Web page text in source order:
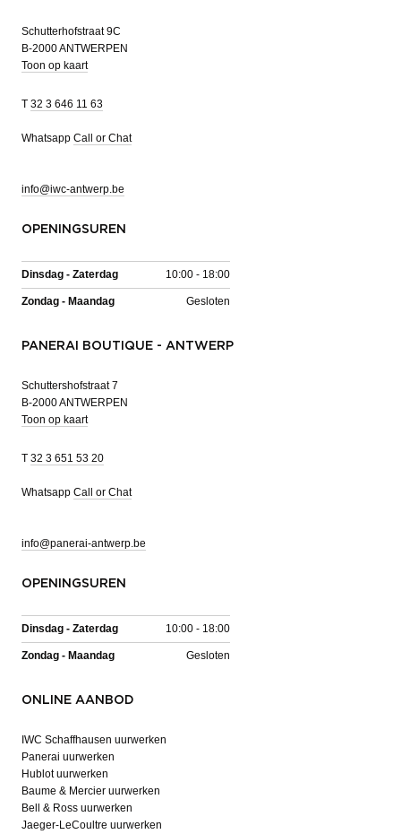
Schutterhofstraat 9C
B-2000 ANTWERPEN
Toon op kaart
T 32 3 646 11 63
Whatsapp Call or Chat
info@iwc-antwerp.be
OPENINGSUREN
Dinsdag - Zaterdag 10:00 - 18:00
Zondag - Maandag Gesloten
PANERAI BOUTIQUE - ANTWERP
Schuttershofstraat 7
B-2000 ANTWERPEN
Toon op kaart
T 32 3 651 53 20
Whatsapp Call or Chat
info@panerai-antwerp.be
OPENINGSUREN
Dinsdag - Zaterdag 10:00 - 18:00
Zondag - Maandag Gesloten
ONLINE AANBOD
IWC Schaffhausen uurwerken
Panerai uurwerken
Hublot uurwerken
Baume & Mercier uurwerken
Bell & Ross uurwerken
Jaeger-LeCoultre uurwerken